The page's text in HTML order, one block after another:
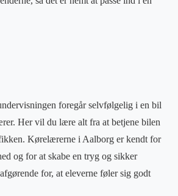
foregår selvfølgelig i en bil
Her vil du lære alt fra at betjene bilen
Kørelærerne i Aalborg er kendt for
og for at skabe en tryg og sikker
for, at eleverne føler sig godt